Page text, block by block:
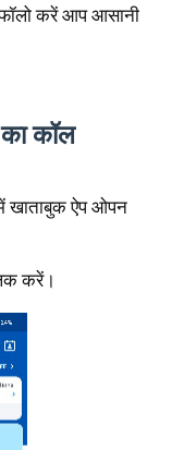
फॉलो करें आप आसानी
कॉल
खाताबुक ऐप ओपन
करें।